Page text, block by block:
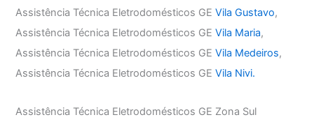
Assistência Técnica Eletrodomésticos GEVila Gustavo,
Assistência Técnica Eletrodomésticos GEVila Maria,
Assistência Técnica Eletrodomésticos GEVila Medeiros,
Assistência Técnica Eletrodomésticos GEVila Nivi.
Assistência Técnica Eletrodomésticos GE Zona Sul